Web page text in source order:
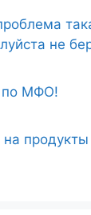
не
по МФО!
продукты